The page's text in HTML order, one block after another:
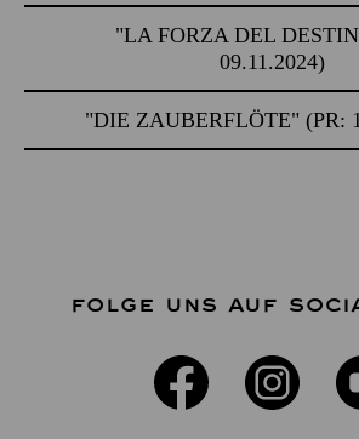
"LA FORZA DEL
09.11.2024)
"DIE ZAUBERFLÖTE" (PR:
FOLGE UNS AUF